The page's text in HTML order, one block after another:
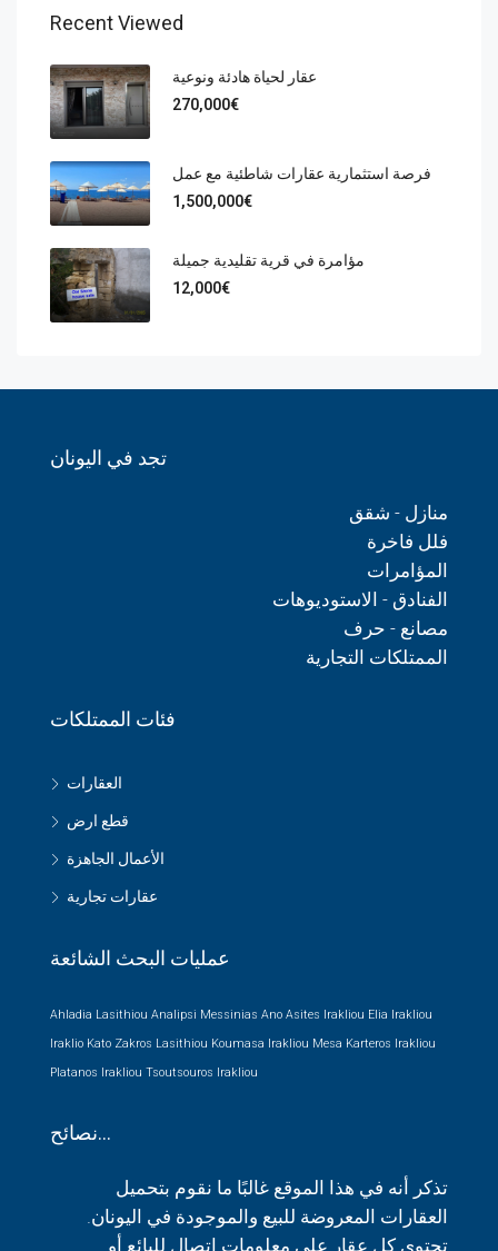
Recent Viewed
عقار لحياة هادئة ونوعية
270,000€
فرصة استثمارية عقارات شاطئية مع عمل
1,500,000€
مؤامرة في قرية تقليدية جميلة
12,000€
تجد في اليونان
منازل - شقق
فلل فاخرة
المؤامرات
الفنادق - الاستوديوهات
مصانع - حرف
الممتلكات التجارية
فئات الممتلكات
العقارات
قطع ارض
الأعمال الجاهزة
عقارات تجارية
عمليات البحث الشائعة
Ahladia Lasithiou Analipsi Messinias Ano Asites Irakliou Elia Irakliou
Iraklio Kato Zakros Lasithiou Koumasa Irakliou Mesa Karteros Irakliou
Platanos Irakliou Tsoutsouros Irakliou
نصائح…
تذكر أنه في هذا الموقع غالبًا ما نقوم بتحميل
العقارات المعروضة للبيع والموجودة في اليونان.
تحتوي كل عقار على معلومات اتصال للبائع أو